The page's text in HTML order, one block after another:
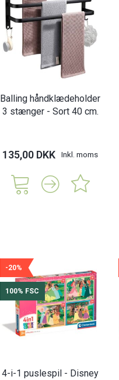
Balling håndklædeholder
3 stænger - Sort 40 cm.
135,00 DKK Inkl. moms
-20%
100% FSC
4-i-1 puslespil - Disney